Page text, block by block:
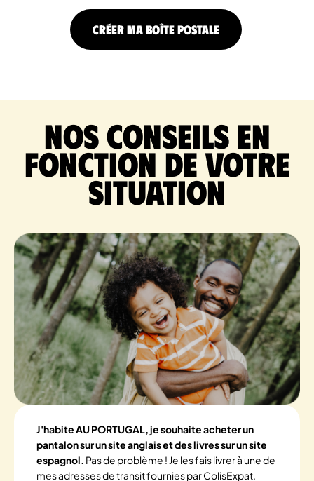
CRÉER MA BOÎTE POSTALE
Nos conseils en
fonction de votre
situation
J'habite AU PORTUGAL, je souhaite acheter un
pantalon sur un site anglais et des livres sur un site
espagnol. Pas de problème ! Je les fais livrer à une de
mes adresses de transit fournies par ColisExpat.